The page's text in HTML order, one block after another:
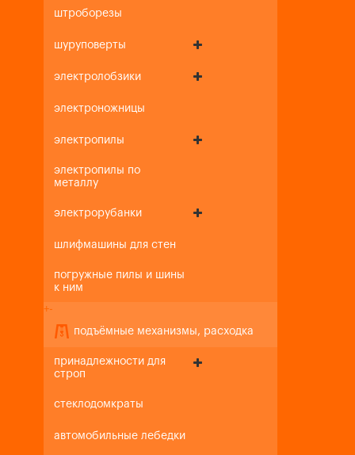
штроборезы
шуруповерты
электролобзики
электроножницы
электропилы
электропилы по
металлу
электрорубанки
шлифмашины для стен
погружные пилы и шины
к ним
+-
подъёмные механизмы, расходка
принадлежности для
строп
стеклодомкраты
автомобильные лебедки